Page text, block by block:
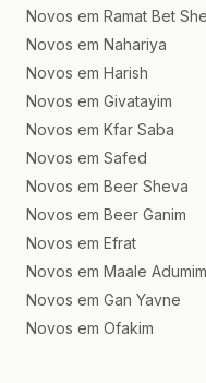
Novos em Ramat Bet
Novos em Nahariya
Novos em Harish
Novos em Givatayim
Novos em Kfar Saba
Novos em Safed
Novos em Beer Sheva
Novos em Beer Ganim
Novos em Efrat
Novos em Maale Adumim
Novos em Gan Yavne
Novos em Ofakim